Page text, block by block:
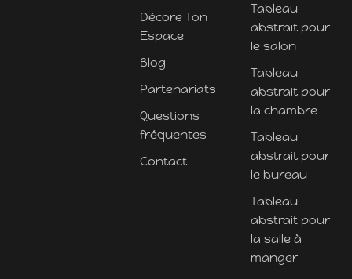
Décore Ton
Espace
Blog
Partenariats
Questions
fréquentes
Contact
Tableau
abstrait pour
le salon
Tableau
abstrait pour
la chambre
Tableau
abstrait pour
le bureau
Tableau
abstrait pour
la salle à
manger